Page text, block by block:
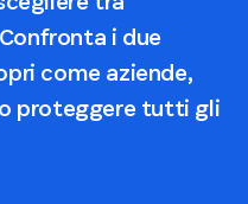
i due
come aziende,
proteggere tutti gli